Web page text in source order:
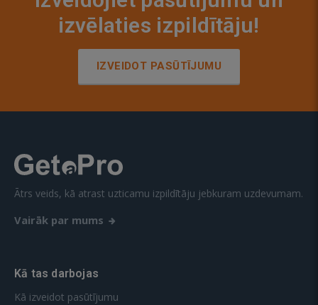
izvēlaties izpildītāju!
IZVEIDOT PASŪTĪJUMU
Ātrs veids, kā atrast uzticamu izpildītāju jebkuram uzdevumam.
Vairāk par mums
Kā tas darbojas
Kā izveidot pasūtījumu